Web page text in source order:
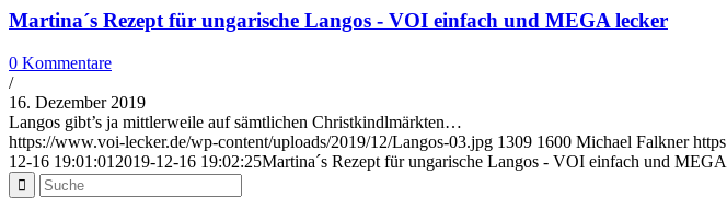
Martina´s Rezept für ungarische Langos - VOI einfach und MEGA lecker
0 Kommentare
/
16. Dezember 2019
Langos gibt’s ja mittlerweile auf sämtlichen Christkindlmärkten…
https://www.voi-lecker.de/wp-content/uploads/2019/12/Langos-03.jpg 1309 1600 Michael Falkner
12-16 19:01:01 2019-12-16 19:02:25Martina´s Rezept für ungarische Langos - VOI einfach und